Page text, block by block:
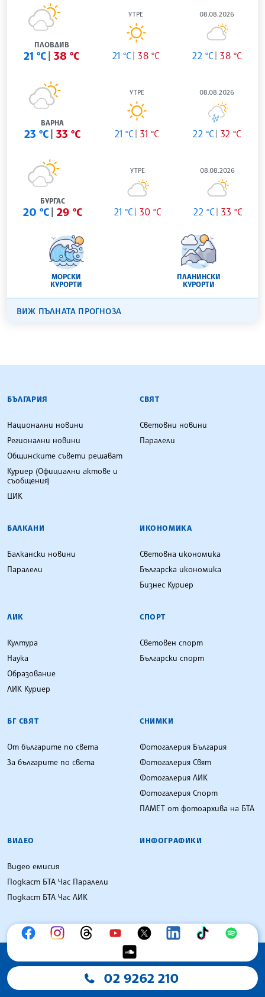
ПЛОВДИВ
21 °C 38 °C
УТРЕ
21 °C 38 °C
08.08.2026
22 °C 38 °C
ВАРНА
23 °C 33 °C
УТРЕ
21 °C 31 °C
08.08.2026
22 °C 32 °C
БУРГАС
20 °C 29 °C
УТРЕ
21 °C 30 °C
08.08.2026
22 °C 33 °C
МОРСКИ
КУРОРТИ
ПЛАНИНСКИ
КУРОРТИ
ВИЖ ПЪЛНАТА ПРОГНОЗА
БЪЛГАРСКА ТЕЛЕГРАФНА АГЕНЦИЯ
БЪЛГАРИЯ
Национални новини
Регионални новини
Общинските съвети решават
Куриер (Официални актове и
съобщения)
ЦИК
СВЯТ
Световни новини
Паралели
БАЛКАНИ
Балкански новини
Паралели
ИКОНОМИКА
Световна икономика
Българска икономика
Бизнес Куриер
ЛИК
Култура
Наука
Образование
ЛИК Куриер
СПОРТ
Световен спорт
Български спорт
БГ СВЯТ
От българите по света
За българите по света
СНИМКИ
Фотогалерия България
Фотогалерия Свят
Фотогалерия ЛИК
Фотогалерия Спорт
ПАМЕТ от фотоархива на БТА
ВИДЕО
Видео емисия
Подкаст БТА Час Паралели
Подкаст БТА Час ЛИК
ИНФОГРАФИКИ
02 9262 210